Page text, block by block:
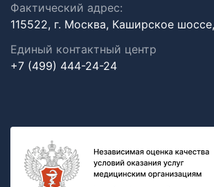
Фактический адрес:
115522, г. Москва, Каширское
Единый контактный центр
+7 (499) 444-24-24